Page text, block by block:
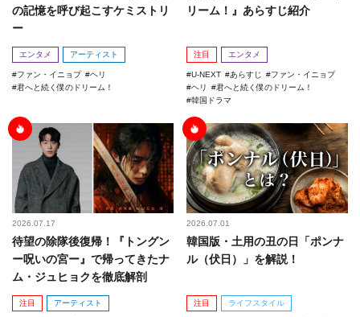
の記憶を呼び起こすケミストリ
ー
エンタメ アーティスト
ファン・イニョプ
ヘリ
君へと続く僕のドリーム！
リーム！』あらすじ紹介
注目 エンタメ
U-NEXT あらすじ
ファン・イニョプ
ヘリ
君へと続く僕のドリーム！
韓国ドラマ
2026.07.17
待望の除隊後復帰！『トングン
ー呪いの宮ー』で帰ってきたナ
ム・ジュヒョクを徹底解剖
注目 アーティスト
2026.07.01
韓国版・土用の丑の日「ポンナ
ル（伏日）」を解説！
注目 ライフスタイル